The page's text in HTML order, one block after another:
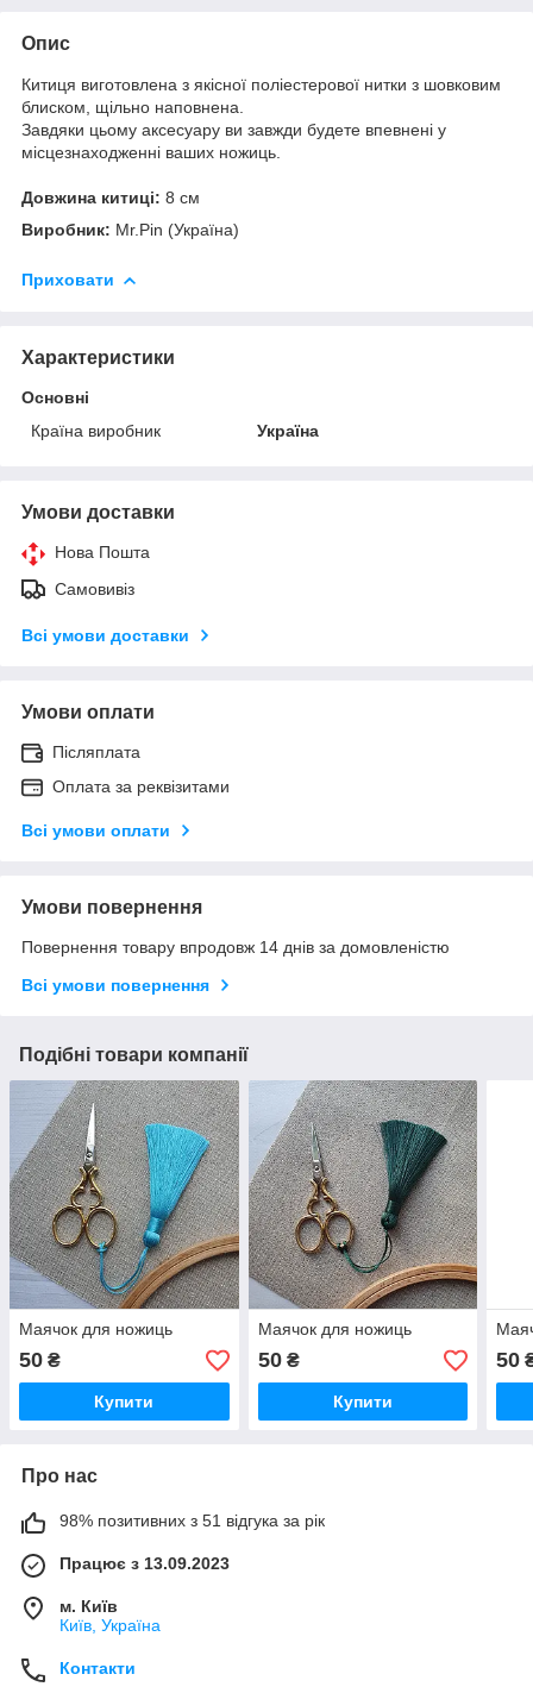
Опис
Китиця виготовлена з якісної поліестерової нитки з шовковим
блиском, щільно наповнена.
Завдяки цьому аксесуару ви завжди будете впевнені у
місцезнаходженні ваших ножиць.
Довжина китиці: 8 см
Виробник: Mr.Pin (Україна)
Приховати
Характеристики
Основні
Країна виробник
Україна
Умови доставки
Нова Пошта
Самовивіз
Всі умови доставки
Умови оплати
Післяплата
Оплата за реквізитами
Всі умови оплати
Умови повернення
Повернення товару впродовж 14 днів за домовленістю
Всі умови повернення
Подібні товари компанії
Маячок для ножиць
50 ₴
Купити
Маячок для ножиць
50₴
Купити
50
Про нас
98% позитивних з 51 відгука за рік
Працює з 13.09.2023
м. Київ
Київ, Україна
Контакти